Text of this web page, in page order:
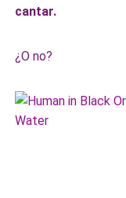
cantar.
¿O no?